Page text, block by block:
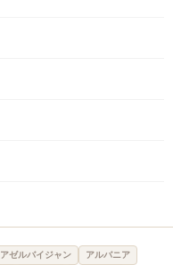
アゼルバイジャン
アルバニア